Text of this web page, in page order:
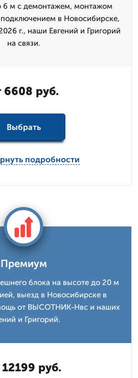
6 м с демонтажем, монтажом
в Новосибирске,
г., наши Евгений и Григорий
на связи.
6608 руб.
Выбрать
подробности
Премиум
блока на высоте до 20 м
выезд в Новосибирске в
от ВЫСОТНИК-Нвс и наших
и Григорий.
руб.